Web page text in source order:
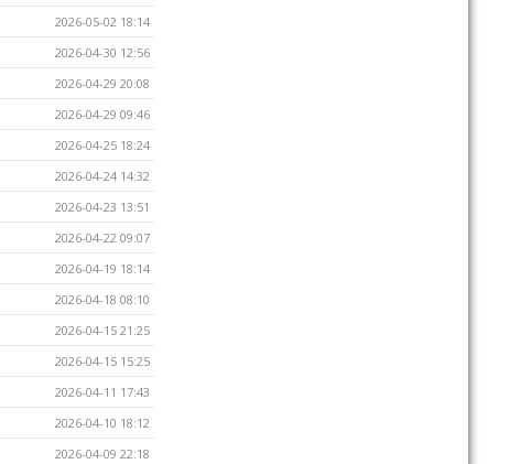
2026-05-02 18:14
2026-04-30 12:56
2026-04-29 20:08
2026-04-29 09:46
2026-04-25 18:24
2026-04-24 14:32
2026-04-23 13:51
2026-04-22 09:07
2026-04-19 18:14
2026-04-18 08:10
2026-04-15 21:25
2026-04-15 15:25
2026-04-11 17:43
2026-04-10 18:12
2026-04-09 22:18